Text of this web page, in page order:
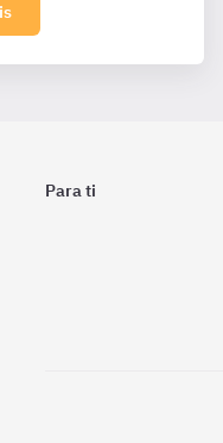
Para ti